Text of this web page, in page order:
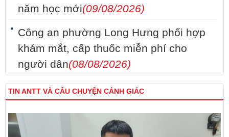
năm học mới(09/08/2026)
Công an phường Long Hưng phối hợp
khám mắt, cấp thuốc miễn phí cho
người dân(08/08/2026)
TIN ANTT VÀ CÂU CHUYỆN CẢNH GIÁC